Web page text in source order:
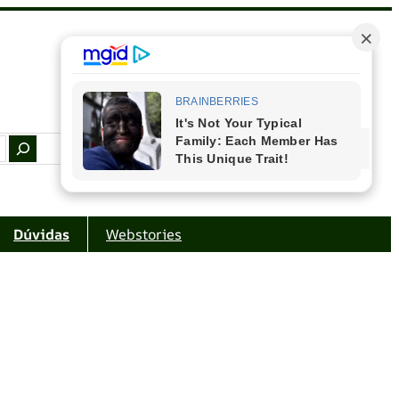
Facebook Instagram Youtube
Dúvidas Webstories